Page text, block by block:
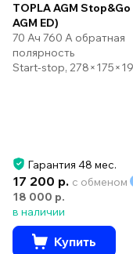
TOPLA AGM Stop&Go
AGM ED)
70 Ач 760 А обратная
полярность
Start-stop,
Гарантия 48 мес.
17 200 р. с обменом
18 000 р.
в наличии
Купить